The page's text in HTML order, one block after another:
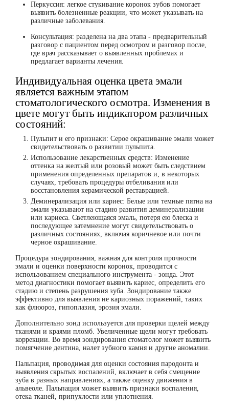
Перкуссия: легкое стукивание коронок зубов помогает
выявить болезненные реакции, что может указывать на
различные заболевания.
Консультация: разделена на два этапа - предварительный
разговор с пациентом перед осмотром и разговор после,
где врач рассказывает о выявленных проблемах и
предлагает варианты лечения.
Индивидуальная оценка цвета эмали
является важным этапом
стоматологического осмотра. Изменения в
цвете могут быть индикатором различных
состояний:
Пульпит и его признаки: Серое окрашивание эмали может
свидетельствовать о развитии пульпита.
Использование лекарственных средств: Изменение
оттенка на желтый или розовый может быть следствием
применения определенных препаратов и, в некоторых
случаях, требовать процедуры отбеливания или
восстановления керамической реставрацией.
Деминерализация или кариес: Белые или темные пятна на
эмали указывают на стадию развития деминерализации
или кариеса. Светлеющаяся эмаль, потеря ею блеска и
последующее затемнение могут свидетельствовать о
различных состояниях, включая коричневое или почти
черное окрашивание.
Процедура зондирования, важная для контроля прочности
эмали и оценки поверхности коронок, проводится с
использованием специального инструмента - зонда. Этот
метод диагностики помогает выявить кариес, определить его
стадию и степень разрушения зуба. Зондирование также
эффективно для выявления не кариозных поражений, таких
как флюороз, гипоплазия, эрозия эмали.
Дополнительно зонд используется для проверки щелей между
тканями и краями пломб. Увеличенные щели могут требовать
коррекции. Во время зондирования стоматолог может выявить
помягчение дентина, налет зубного камня и другие аномалии.
Пальпация, проводимая для оценки состояния пародонта и
выявления скрытых воспалений, включает в себя смещение
зуба в разных направлениях, а также оценку движения в
альвеоле. Пальпация может выявить признаки воспаления,
отека тканей, припухлости или уплотнения.